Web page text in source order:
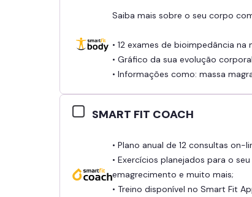
Saiba mais sobre o seu corpo
• 12 exames de bioimpedância
• Gráfico da sua evolução
• Informações como: massa
SMART FIT COACH
• Plano anual de 12 consultas
• Exercícios planejados para o
emagrecimento e muito mais;
• Treino disponível no Smart Fit